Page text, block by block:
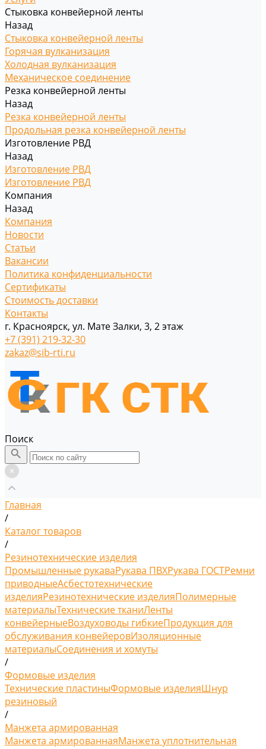
Стыковка конвейерной ленты
Назад
Стыковка конвейерной ленты
Горячая вулканизация
Холодная вулканизация
Механическое соединение
Резка конвейерной ленты
Назад
Резка конвейерной ленты
Продольная резка конвейерной ленты
Изготовление РВД
Назад
Изготовление РВД
Изготовление РВД
Компания
Назад
Компания
Новости
Статьи
Вакансии
Политика конфиденциальности
Сертификаты
Стоимость доставки
Контакты
г. Красноярск, ул. Мате Залки, 3, 2 этаж
+7 (391) 219-32-30
zakaz@sib-rti.ru
Поиск
Главная
/
Каталог товаров
/
Резинотехнические изделия
Промышленные рукаваРукава ПВХРукава ГОСТРемни
приводныеАсбестотехнические
изделияРезинотехнические изделияПолимерные
материалыТехнические тканиЛенты
конвейерныеВоздуховоды гибкиеПродукция для
обслуживания конвейеровИзоляционные
материалыСоединения и хомуты
/
Формовые изделия
Технические пластиныФормовые изделияШнур
резиновый
/
Манжета армированная
Манжета армированнаяМанжета уплотнительная